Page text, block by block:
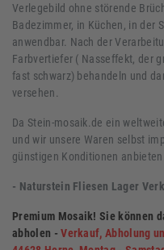
Verlegebild ohne störende
Badezimmer, in Küchen, in der
anwendbar. Nach der
Farbvertiefer ( Nasseffekt, der
fast schwarz) behandeln und
versehen.
Da Stein-mosaik.de ein
und wir unsere Waren selbst
günstigen Konditionen anbieten.
- Naturstein Fliesen Lager
Premium Mosaik! Sie können
abholen - Verkauf, Abholung